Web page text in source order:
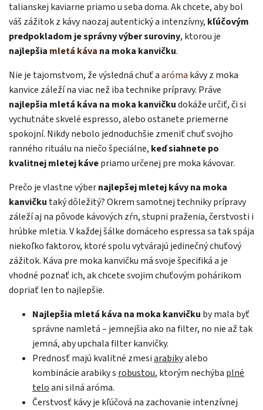
talianskej kaviarne priamo u seba doma. Ak chcete, aby bol
váš zážitok z kávy naozaj autentický a intenzívny, kľúčovým
predpokladom je správny výber suroviny, ktorou je
najlepšia mletá káva na moka kanvičku.
Nie je tajomstvom, že výsledná chuť aaróma kávy z moka
kanvice záleží na viac než iba technike prípravy. Práve
najlepšia mletá káva na moka kanvičkudokáže určiť, či si
vychutnáte skvelé espresso, alebo ostanete priemerne
spokojní. Nikdy nebolo jednoduchšie zmeniť chuť svojho
ranného rituálu na niečo špeciálne, keď siahnete po
kvalitnej mletej kávepriamo určenej pre moka kávovar.
Prečo je vlastne výbernajlepšej mletej kávy na moka
kanvičku taký dôležitý? Okrem samotnej techniky prípravy
záleží aj na pôvode kávových zŕn, stupni praženia, čerstvosti i
hrúbke mletia. V každej šálke domáceho espressa sa tak spája
niekoľko faktorov, ktoré spolu vytvárajú jedinečný chuťový
zážitok. Káva pre moka kanvičku má svoje špecifiká a je
vhodné poznať ich, ak chcete svojim chuťovým pohárikom
dopriať len to najlepšie.
Najlepšia mletá káva na moka kanvičku by mala byť
správne namletá – jemnejšia ako na filter, no nie až tak
jemná, aby upchala filter kanvičky.
Prednosť majú kvalitné zmesiarabikyalebo
kombinácie arabiky s robustou, ktorým nechýba plné
teloani silná aróma.
Čerstvosť kávy je kľúčová na zachovanie intenzívnej